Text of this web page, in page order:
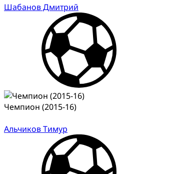
Шабанов Дмитрий
Чемпион (2015-16)
Альчиков Тимур